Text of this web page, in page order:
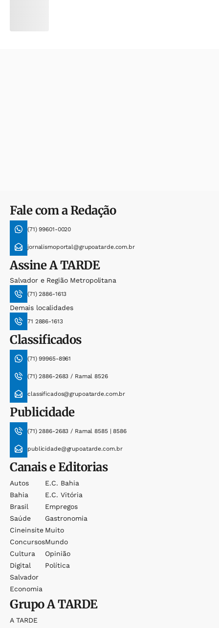
Fale com a Redação
(71) 99601-0020
jornalismoportal@grupoatarde.com.br
AssineA TARDE
Salvador e Região Metropolitana
(71) 2886-1613
Demais localidades
71 2886-1613
Classificados
(71) 99965-8961
(71) 2886-2683 / Ramal 8526
classificados@grupoatarde.com.br
Publicidade
(71) 2886-2683 / Ramal 8585 | 8586
publicidade@grupoatarde.com.br
Canais e Editorias
Autos
Bahia
Brasil
Saúde
Cineinsite
Concursos
Cultura
Digital
Salvador
Economia
E.c. Bahia
E.c. Vitória
Empregos
Gastronomia
Muito
Mundo
Opinião
Política
GrupoA TARDE
A TARDE